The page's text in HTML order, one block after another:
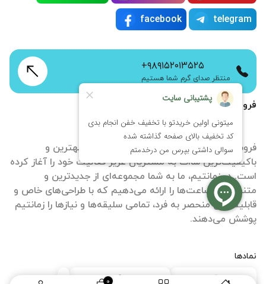
0
فروشگاه اینترنتی زمانتیم
فروشگاه آنلاین ساعت زمانتیم با هدف ارائه بهترین و
باکیفیت‌ترین ساات‌ به مشتریان عزیز فعالیت خود را آغاز کرده
است. در زمانتیم، ما به شما مجموعه‌ای از جدیدترین و
متنوع‌ترین ساعت‌ها را ارائه می‌دهیم که با طراحی‌های خاص و
قابلیت‌های منحصر به فرد، تمامی سلیقه‌ها و نیازها را زمانتیم
پوشش می‌دهند.
نمادها
telegram
facebook
+۹۸۹۱۵۲۰۱۳۵۲۵
منتظر صدای گرم شما هستیم